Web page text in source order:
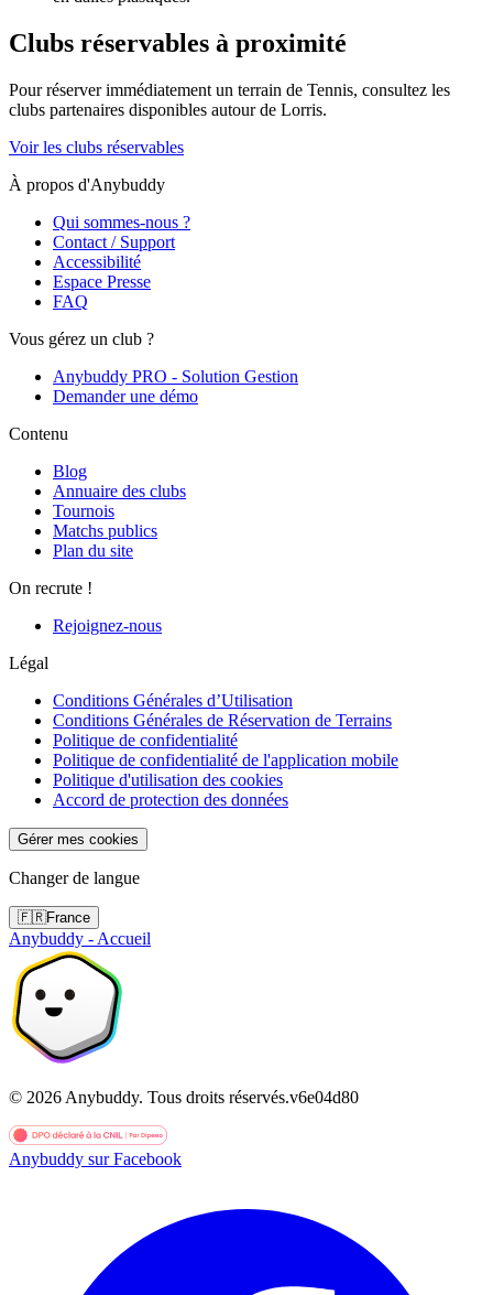
Clubs réservables à proximité
Pour réserver immédiatement un terrain de Tennis, consultez les
clubs partenaires disponibles autour de Lorris.
Voir les clubs réservables
À propos d'Anybuddy
Qui sommes-nous ?
Contact / Support
Accessibilité
Espace Presse
FAQ
Vous gérez un club ?
Anybuddy PRO - Solution Gestion
Demander une démo
Contenu
Blog
Annuaire des clubs
Tournois
Matchs publics
Plan du site
On recrute !
Rejoignez-nous
Légal
Conditions Générales d’Utilisation
Conditions Générales de Réservation de Terrains
Politique de confidentialité
Politique de confidentialité de l'application mobile
Politique d'utilisation des cookies
Accord de protection des données
Gérer mes cookies
Changer de langue
🇫🇷France
Anybuddy - Accueil
© 2026 Anybuddy. Tous droits réservés.v6e04d80
Anybuddy sur Facebook